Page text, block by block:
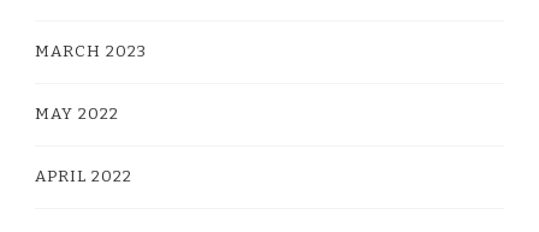
MARCH 2023
MAY 2022
APRIL 2022